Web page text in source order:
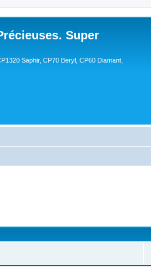
Super
Saphir, CP70 Beryl, CP60 Diamant,